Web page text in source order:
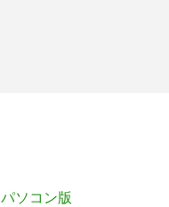
パソコン版